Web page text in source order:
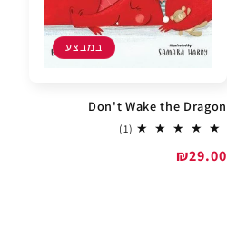
במבצע
Don't Wake the Dragon
(1)
1
מחיר
₪29.00